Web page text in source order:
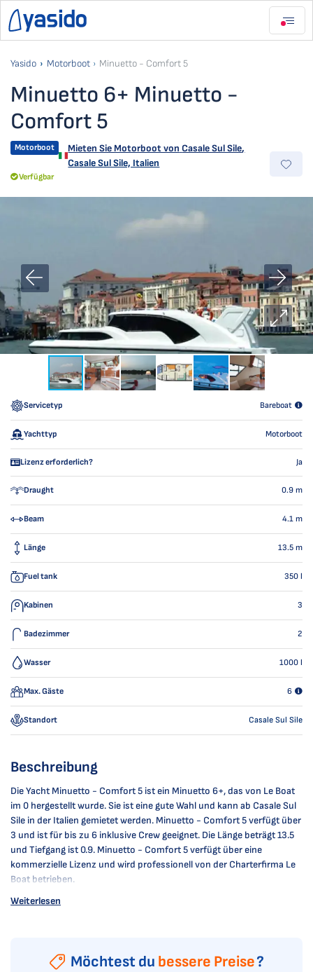
Yasido Motorboot Minuetto - Comfort 5
Minuetto 6+ Minuetto -
Comfort 5
Motorboot Mieten Sie Motorboot von Casale Sul Sile,
Casale Sul Sile, Italien
Verfügbar
Servicetyp Bareboat
Yachttyp Motorboot
Lizenz erforderlich? Ja
Draught 0.9 m
Beam 4.1 m
Länge 13.5 m
Fuel tank 350 l
Kabinen 3
Badezimmer 2
Wasser 1000 l
Max. Gäste 6
Standort Casale Sul Sile
Beschreibung
Die Yacht Minuetto - Comfort 5 ist ein Minuetto 6+, das von Le Boat
im 0 hergestellt wurde. Sie ist eine gute Wahl und kann ab Casale Sul
Sile in der Italien gemietet werden. Minuetto - Comfort 5 verfügt über
3 und ist für bis zu 6 inklusive Crew geeignet. Die Länge beträgt 13.5
und Tiefgang ist 0.9. Minuetto - Comfort 5 verfügt über eine
kommerzielle Lizenz und wird professionell von der Charterfirma Le
Boat betrieben.
Weiterlesen
Möchtest du bessere Preise?